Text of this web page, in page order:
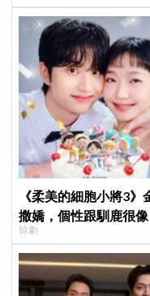
《柔美的細胞小將3
撒嬌，個性跟馴鹿很像
韓劇